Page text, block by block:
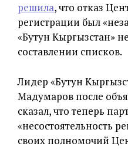
решила, что отказ
регистрации был
«Бутун Кыргызстан»
составлении списков.
Лидер «Бутун
Мадумаров после
сказал, что теперь
«несостоятельность
своих полномочий